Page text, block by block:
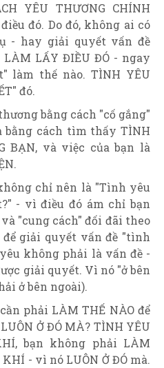
YÊU THƯƠNG CHÍNH
đó. Do đó, không ai có
- hay giải quyết vấn đề
LẤY ĐIỀU ĐÓ - ngay
làm thế nào. TÌNH YÊU
đó.
bằng cách "cố gắng"
bằng cách tìm thấy TÌNH
BẠN, và việc của bạn là
chỉ nên là "Tình yêu
- vì điều đó ám chỉ bạn
"cung cách" đối đãi theo
giải quyết vấn đề "tình
không phải là vấn đề -
giải quyết. Vì nó "ở bên
ở bên ngoài).
phải LÀM THẾ NÀO để
Ở ĐÓ MÀ? TÌNH YÊU
bạn không phải LÀM
KHÍ - vì nó LUÔN Ở ĐÓ mà.